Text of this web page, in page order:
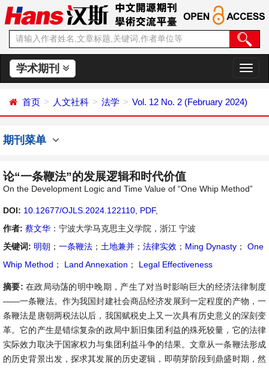
学术期刊
切
换
航
首页 人文社科 法学 Vol. 12 No. 2 (February 2024)
期刊菜单
论“一条鞭法”的发展逻辑和时代价值
On the Development Logic and Time Value of “One Whip Method”
DOI: 10.12677/OJLS.2024.122110 PDF,
作者: 蔡文华 ：宁波大学马克思主义学院，浙江 宁波
关键词: 明朝 ； 一条鞭法 ； 土地兼并 ； 法律实效 ； Ming Dynasty ；
One
Whip Method ； Land Annexation ； Legal Effectiveness
摘要: 在政局动荡的明中晚期，产生了对当时影响巨大的经济法律制度
——一条鞭法。作为我国封建社会商品经济发展到一定程度的产物，一
条鞭法是唐朝两税法以后，我国赋税史上又一次具有历史意义的深刻变
革。它的产生是错综复杂的政局中新旧集团利益的殊死较量，它的法律
实际效力取决于国家权力与集团利益斗争的结果。文章从一条鞭法形成
的历史背景出发，探求其发展的历史逻辑，即萌芽阶段到鼎盛时期，然